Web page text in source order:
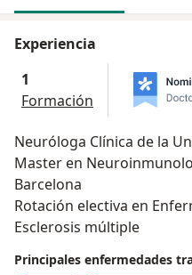
Experiencia
1
Formación
Neuróloga Clínica de la
Master en
Barcelona
Rotación electiva en
Esclerosis múltiple
Principales enfermedades